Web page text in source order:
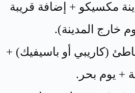
مكسيكو + إضافة قريبة
خارج المدينة).
(كاريبي أو باسيفيك) +
+ يوم بحر.